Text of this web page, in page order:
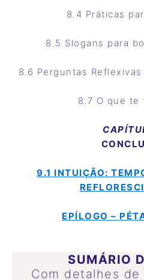
8.4 Práticas
8.5 Slogans para
8.6 Perguntas
8.7 O que te
9.1 INTUIÇÃO:
EPÍLOGO –
SUMÁRIO
Com detalhes